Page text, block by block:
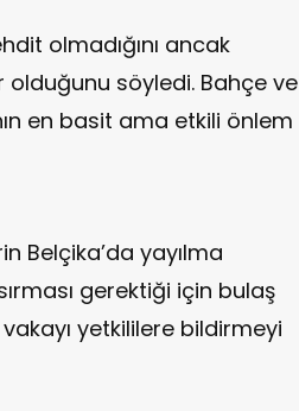
olmadığını ancak
söyledi. Bahçe ve
en basit ama etkili önlem
Belçika’da yayılma
gerektiği için bulaş
yetkililere bildirmeyi